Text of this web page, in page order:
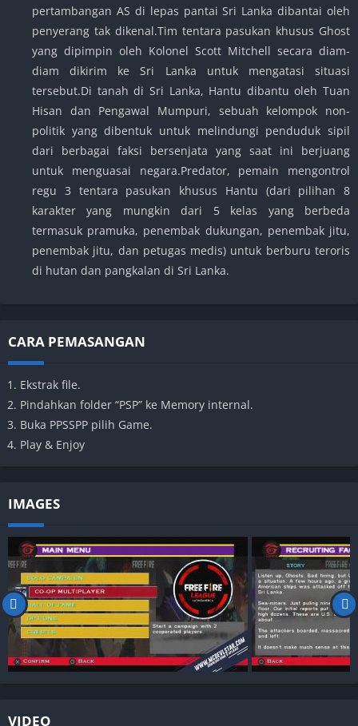
pertambangan AS di lepas pantai Sri Lanka dibantai oleh
penyerang tak dikenal.Tim tentara pasukan khusus Ghost
yang dipimpin oleh Kolonel Scott Mitchell secara diam-
diam dikirim ke Sri Lanka untuk mengatasi situasi
tersebut.Di tanah di Sri Lanka, Hantu dibantu oleh Tuan
Hisan dan Pengawal Mumpuri, sebuah kelompok non-
politik yang dibentuk untuk melindungi penduduk sipil
dari berbagai faksi bersenjata yang saat ini berjuang
untuk menguasai negara.Predator, pemain mengontrol
regu 3 tentara pasukan khusus Hantu (dari pilihan 8
karakter yang mungkin dari 5 kelas yang berbeda
termasuk pramuka, penembak dukungan, penembak jitu,
penembak jitu, dan petugas medis) untuk berburu teroris
di hutan dan pangkalan di Sri Lanka.
CARA PEMASANGAN
Ekstrak file.
Pindahkan folder “PSP” ke Memory internal.
Buka PPSSPP pilih Game.
Play & Enjoy
IMAGES
VIDEO